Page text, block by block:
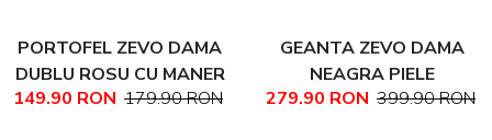
PORTOFEL ZEVO DAMA
DUBLU ROSU CU MANER
PIELE NATURALA
149.90 RON 179.90 RON
GEANTA ZEVO DAMA
NEAGRA PIELE
NATURALA TEXTURATA
279.90 RON 399.90 RON